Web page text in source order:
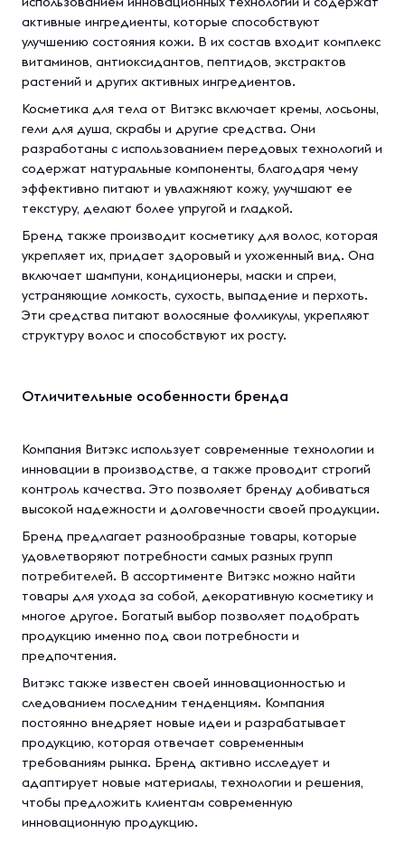
активные ингредиенты, которые способствуют
улучшению состояния кожи. В их состав входит комплекс
витаминов, антиоксидантов, пептидов, экстрактов
растений и других активных ингредиентов.
Косметика для тела от Витэкс включает кремы, лосьоны,
гели для душа, скрабы и другие средства. Они
разработаны с использованием передовых технологий и
содержат натуральные компоненты, благодаря чему
эффективно питают и увлажняют кожу, улучшают ее
текстуру, делают более упругой и гладкой.
Бренд также производит косметику для волос, которая
укрепляет их, придает здоровый и ухоженный вид. Она
включает шампуни, кондиционеры, маски и спреи,
устраняющие ломкость, сухость, выпадение и перхоть.
Эти средства питают волосяные фолликулы, укрепляют
структуру волос и способствуют их росту.
Отличительные особенности бренда
Компания Витэкс использует современные технологии и
инновации в производстве, а также проводит строгий
контроль качества. Это позволяет бренду добиваться
высокой надежности и долговечности своей продукции.
Бренд предлагает разнообразные товары, которые
удовлетворяют потребности самых разных групп
потребителей. В ассортименте Витэкс можно найти
товары для ухода за собой, декоративную косметику и
многое другое. Богатый выбор позволяет подобрать
продукцию именно под свои потребности и
предпочтения.
Витэкс также известен своей инновационностью и
следованием последним тенденциям. Компания
постоянно внедряет новые идеи и разрабатывает
продукцию, которая отвечает современным
требованиям рынка. Бренд активно исследует и
адаптирует новые материалы, технологии и решения,
чтобы предложить клиентам современную
инновационную продукцию.